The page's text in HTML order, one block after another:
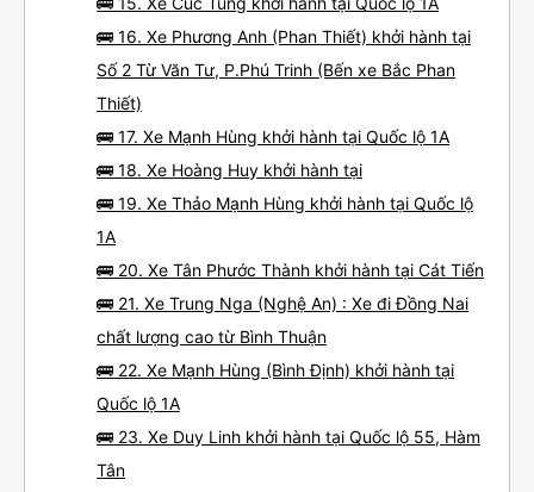
🚌 16. Xe Phương Anh (Phan Thiết) khởi hành tại
Số 2 Từ Văn Tư, P.Phú Trinh (Bến xe Bắc Phan
Thiết)
🚌 17. Xe Mạnh Hùng khởi hành tại Quốc lộ 1A
🚌 18. Xe Hoàng Huy khởi hành tại
🚌 19. Xe Thảo Mạnh Hùng khởi hành tại Quốc lộ
1A
🚌 20. Xe Tân Phước Thành khởi hành tại Cát Tiến
🚌 21. Xe Trung Nga (Nghệ An) : Xe đi Đồng Nai
chất lượng cao từ Bình Thuận
🚌 22. Xe Mạnh Hùng (Bình Định) khởi hành tại
Quốc lộ 1A
🚌 23. Xe Duy Linh khởi hành tại Quốc lộ 55, Hàm
Tân